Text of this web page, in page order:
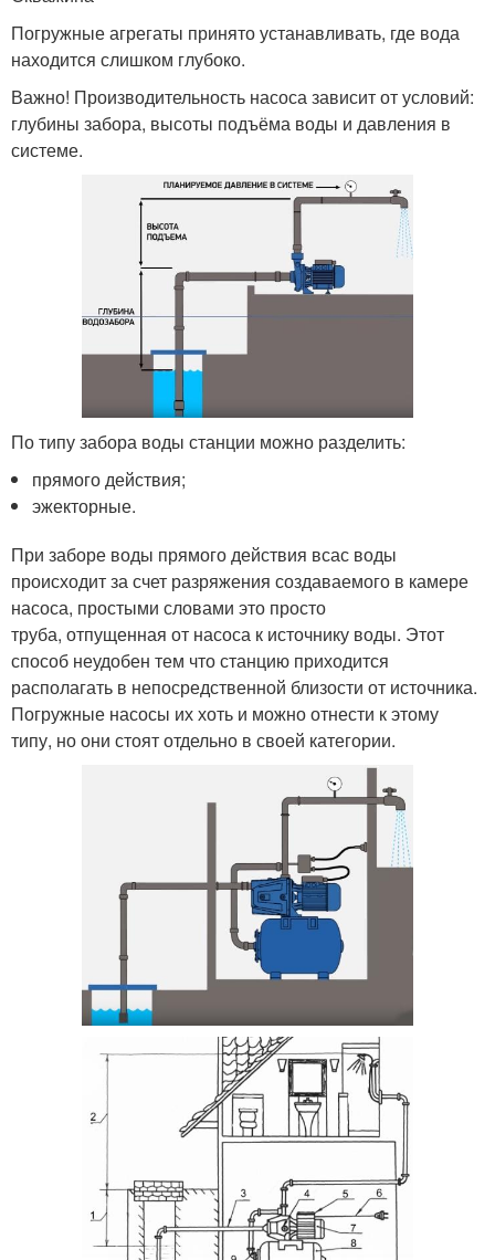
Погружные агрегаты принято устанавливать, где вода
находится слишком глубоко.
Важно! Производительность насоса зависит от условий:
глубины забора, высоты подъёма воды и давления в
системе.
По типу забора воды станции можно разделить:
прямого действия;
эжекторные.
При заборе воды прямого действия всас воды
происходит за счет разряжения создаваемого в камере
насоса, простыми словами это просто
труба, отпущенная от насоса к источнику воды. Этот
способ неудобен тем что станцию приходится
располагать в непосредственной близости от источника.
Погружные насосы их хоть и можно отнести к этому
типу, но они стоят отдельно в своей категории.